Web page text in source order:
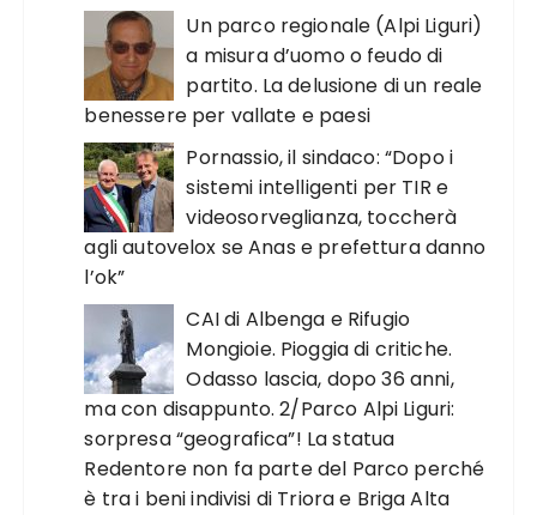
Un parco regionale (Alpi Liguri)
a misura d’uomo o feudo di
partito. La delusione di un reale
benessere per vallate e paesi
Pornassio, il sindaco: “Dopo i
sistemi intelligenti per TIR e
videosorveglianza, toccherà
agli autovelox se Anas e prefettura danno
l’ok”
CAI di Albenga e Rifugio
Mongioie. Pioggia di critiche.
Odasso lascia, dopo 36 anni,
ma con disappunto. 2/Parco Alpi Liguri:
sorpresa “geografica”! La statua
Redentore non fa parte del Parco perché
è tra i beni indivisi di Triora e Briga Alta